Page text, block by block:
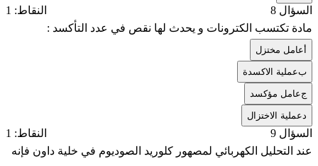
السؤال 8
النقاط: 1
مادة تكتسب الكترونات و يحدث لها نقص في عدد التأكسد :
عامل مختزل
بعملية الاكسدة
جعامل مؤكسد
عملية الاختزال
السؤال 9
النقاط: 1
عند التحليل الكهربائي لمصهور كلوريد الصوديوم في خلية داون فإنه